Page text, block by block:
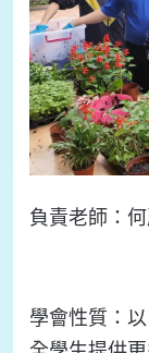
負責老師：
學會性質：